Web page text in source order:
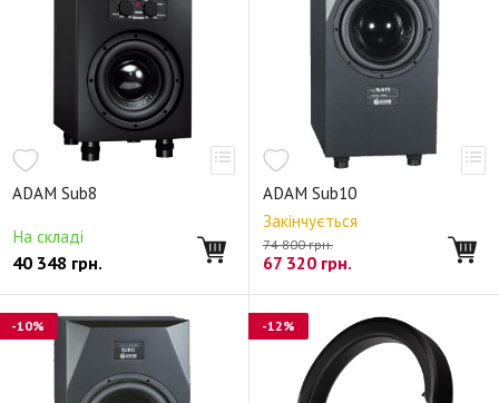
ADAM Sub8
На складі
40 348 грн.
ADAM Sub10
Закінчується
74 800 грн.
67 320 грн.
-10% -12%